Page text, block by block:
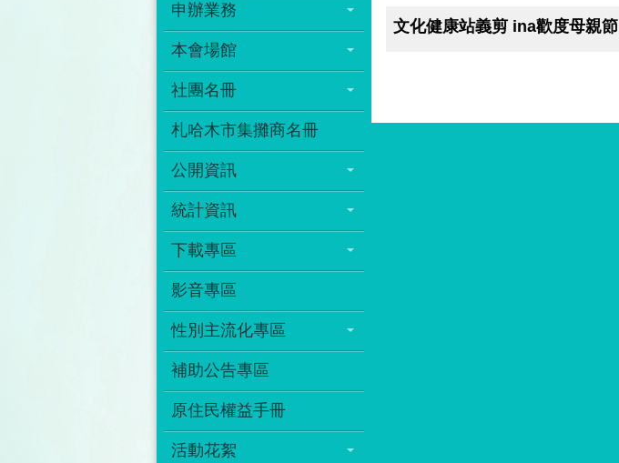
申辦業務
本會場館
社團名冊
札哈木市集攤商名冊
公開資訊
統計資訊
下載專區
影音專區
性別主流化專區
補助公告專區
原住民權益手冊
活動花絮
文化健康站義剪 ina歡度母親節